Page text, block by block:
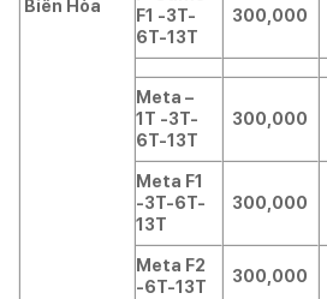
Biên Hòa
F1 -3T-
6T-13T
300,000
Meta –
1T -3T-
6T-13T
300,000
Meta F1
-3T-6T-
13T
300,000
Meta F2
-6T-13T
300,000